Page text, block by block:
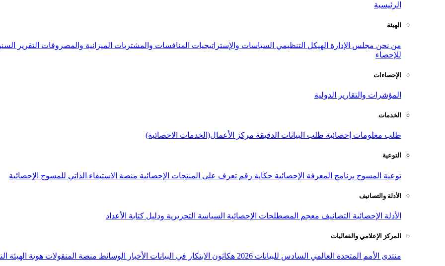
الرئيسية
الهيئة
من نحن مجلس الإدارة الهيكل التنظيمي السياسات والإستراتيجيات المنافسات والمشتريات الميزانية والمصروفات التقرير
للإحصاء
الإحصاءات
المؤشرات والتقارير الدولية
الخدمات
طلب معلومات إحصائية طلب البيانات الدقيقة مركز الأعمال(الخدمات الاحصائية)
التوعية
توعية المسوح برنامج المعرفة الإحصائية حكاية رقم تعرف على المنتجات الإحصائية منصة الاستيفاء الذاتي للمسوح الإحصائية
الأدلة والتصانيف
الأدلة الإحصائية التصانيف معجم المصطلحات الإحصائية السياسة التحريرية ودليل كتابة الأعداد
المركز الإعلامي والفعاليات
منتدى الأمم المتحدة العالمي السادس للبيانات 2026 هكاثون الابتكار في البيانات الأخبار الوسائط منصة المنقولات هوية الهيئة